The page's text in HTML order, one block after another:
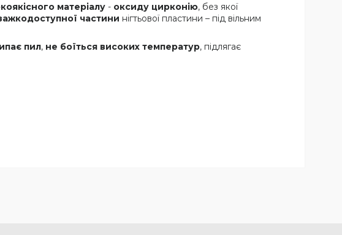
матеріалу - оксиду цирконію, без якої
частини нігтьової пластини – під вільним
пил, не боїться високих температур, підлягає